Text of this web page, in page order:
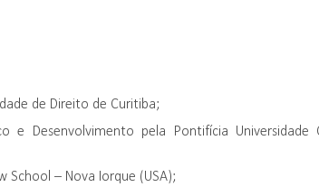
de Direito de Curitiba;
e Desenvolvimento pela Pontifícia Universidade
School – Nova Iorque (USA);